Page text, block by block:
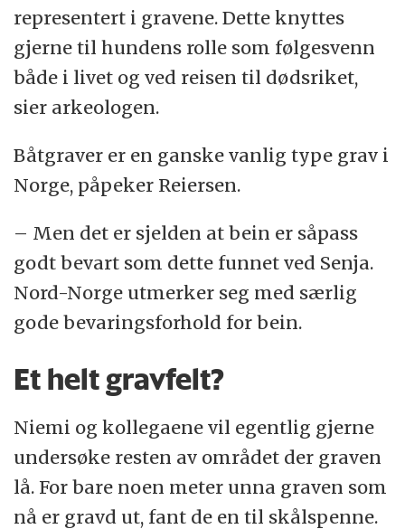
representert i gravene. Dette knyttes
gjerne til hundens rolle som følgesvenn
både i livet og ved reisen til dødsriket,
sier arkeologen.
Båtgraver er en ganske vanlig type grav i
Norge, påpeker Reiersen.
– Men det er sjelden at bein er såpass
godt bevart som dette funnet ved Senja.
Nord-Norge utmerker seg med særlig
gode bevaringsforhold for bein.
Et helt gravfelt?
Niemi og kollegaene vil egentlig gjerne
undersøke resten av området der graven
lå. For bare noen meter unna graven som
nå er gravd ut, fant de en til skålspenne.